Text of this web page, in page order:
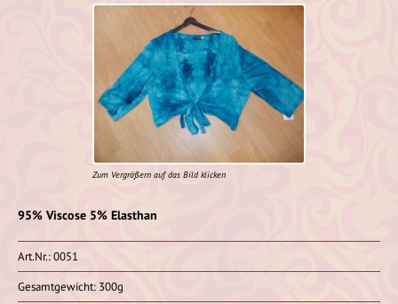
Zum Vergrößern auf das Bild klicken
95% Viscose 5% Elasthan
Art.Nr.: 0051
Gesamtgewicht: 300g